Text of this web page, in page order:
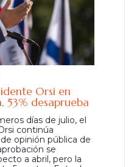
Orsi en
53% desaprueba
días de julio, el
continúa
opinión pública de
se
a abril, pero la